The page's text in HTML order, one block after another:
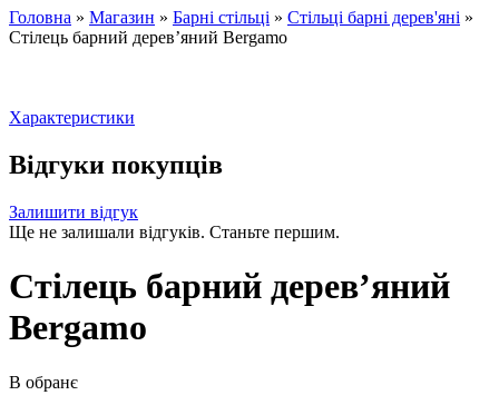
Головна » Магазин » Барні стільці » Стільці барні дерев'яні »
Стілець барний дерев’яний Bergamo
Характеристики
Відгуки покупців
Залишити відгук
Ще не залишали відгуків. Станьте першим.
Стілець барний дерев’яний
Bergamo
В обранє